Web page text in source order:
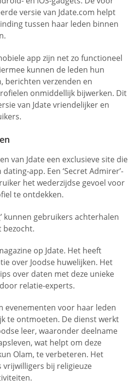
versie van Jdate.com helpt
tussen haar leden binnen
app zijn net zo functioneel
kunnen de leden hun
berichten verzenden en
onmiddellijk bijwerken. Dit
van Jdate vriendelijker en
van Jdate een exclusieve site die
app. Een ‘Secret Admirer’-
het wederzijdse gevoel voor
te ontdekken.
kunnen gebruikers achterhalen
bezocht.
op Jdate. Het heeft
over Joodse huwelijken. Het
over daten met deze unieke
relatie-experts.
evenementen voor haar leden
te ontmoeten. De dienst werkt
leer, waaronder deelname
wat helpt om deze
Olam, te verbeteren. Het
vrijwilligers bij religieuze